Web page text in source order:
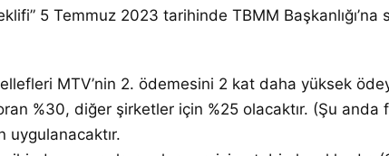
5 Temmuz 2023 tarihinde TBMM
MTV’nin 2. ödemesini 2 kat daha yüksek
%30, diğer şirketler için %25 olacaktır. (Şu
uygulanacaktır.